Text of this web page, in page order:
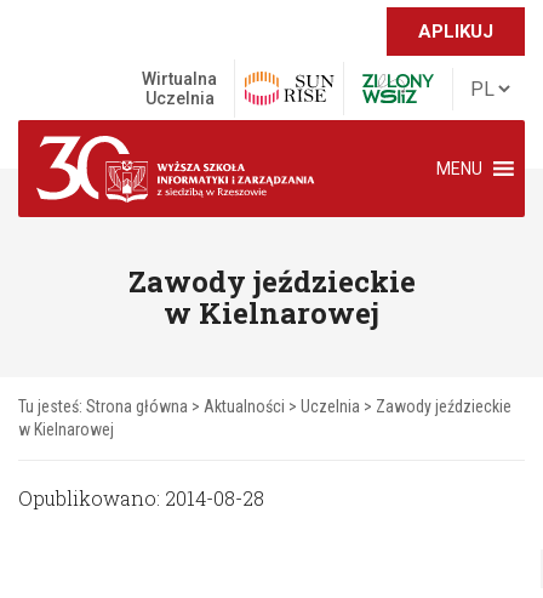
APLIKUJ
Wirtualna
Uczelnia
MENU
Zawody jeździeckie
w Kielnarowej
Tu jesteś: Strona główna > Aktualności > Uczelnia > Zawody jeździeckie
w Kielnarowej
Opublikowano: 2014-08-28